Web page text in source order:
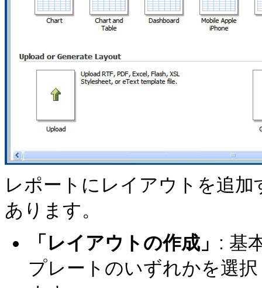
レポートにレイアウトを追
あります。
「レイアウトの作成」 : 基
プレートのいずれかを選